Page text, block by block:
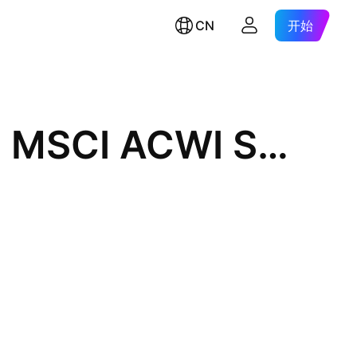
CN 开始
UBS (Irl) Fund Solutions Plc - MSCI ACWI SF UCITS ETF